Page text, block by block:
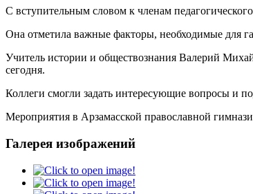
С вступительным словом к членам
Она отметила важные факторы, необходимые для
Учитель истории и обществознания Валерий
сегодня.
Коллеги смогли задать интересующие вопросы и
Мероприятия в Арзамасской православной
Галерея изображений